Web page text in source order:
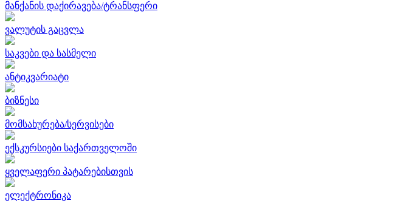
მანქანის დაქირავება/ტრანსფერი
ვალუტის გაცვლა
საკვები და სასმელი
ანტიკვარიატი
ბიზნესი
მომსახურება/სერვისები
ექსკურსიები საქართველოში
ყველაფერი პატარებისთვის
ელექტრონიკა